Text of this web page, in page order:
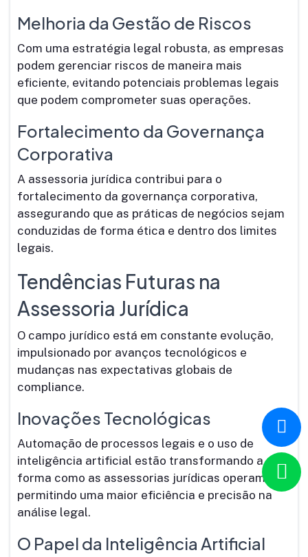
Melhoria da Gestão de Riscos
Com uma estratégia legal robusta, as empresas
podem gerenciar riscos de maneira mais
eficiente, evitando potenciais problemas legais
que podem comprometer suas operações.
Fortalecimento da Governança
Corporativa
A assessoria jurídica contribui para o
fortalecimento da governança corporativa,
assegurando que as práticas de negócios sejam
conduzidas de forma ética e dentro dos limites
legais.
Tendências Futuras na
Assessoria Jurídica
O campo jurídico está em constante evolução,
impulsionado por avanços tecnológicos e
mudanças nas expectativas globais de
compliance.
Inovações Tecnológicas
Automação de processos legais e o uso de
inteligência artificial estão transformando a
forma como as assessorias jurídicas operam,
permitindo uma maior eficiência e precisão na
análise legal.
O Papel da Inteligência Artificial